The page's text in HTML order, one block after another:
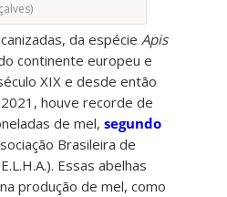
da espécieApis
continente europeu e
XIX e desde então
houve recorde de
de mel,segundo
Brasileira de
Essas abelhas
produção de mel, como